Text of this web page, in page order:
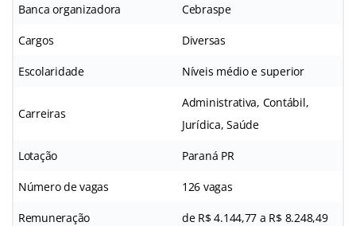
Banca organizadora Cebraspe
Cargos Diversas
Escolaridade Níveis médio e superior
Carreiras
Administrativa, Contábil,
Jurídica, Saúde
Lotação Paraná PR
Número de vagas 126 vagas
Remuneração de R$ 4.144,77 a R$ 8.248,49